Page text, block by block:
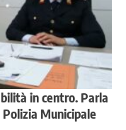
in centro. Parla
Municipale